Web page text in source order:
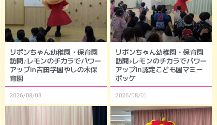
リボンちゃん幼稚園・保育園
訪問♪レモンのチカラでパワー
アップin吉田学園やしの木保
育園
2026/08/03
リボンちゃん幼稚園・保育園
訪問♪レモンのチカラでパワー
アップin認定こども園マミー
ポッケ
2026/08/01